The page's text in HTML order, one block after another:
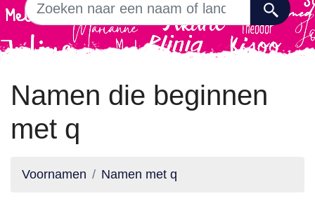
Namen die beginnen
met q
Voornamen Namen met q